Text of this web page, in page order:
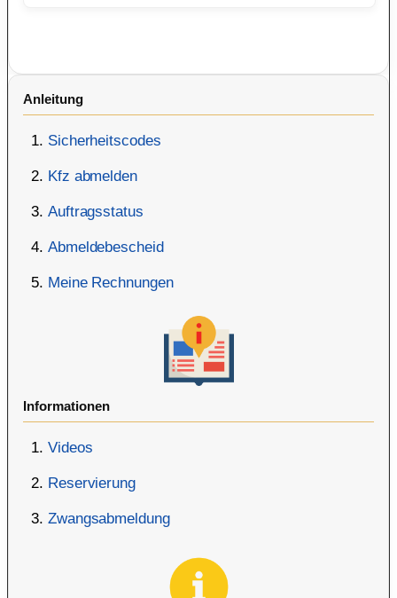
Anleitung
Sicherheitscodes
Kfz abmelden
Auftragsstatus
Abmeldebescheid
Meine Rechnungen
Informationen
Videos
Reservierung
Zwangsabmeldung